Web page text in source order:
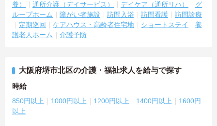
養）
通所介護（デイサービス） デイケア（通所リハ）
グ
ループホーム
障がい者施設 訪問入浴 訪問看護
訪問診療
定期巡回
ケアハウス・高齢者住宅地 ショートステイ
養
護老人ホーム
介護予防
大阪府堺市北区の介護・福祉求人を給与で探す
時給
850円以上 1000円以上 1200円以上 1400円以上
1600円
以上